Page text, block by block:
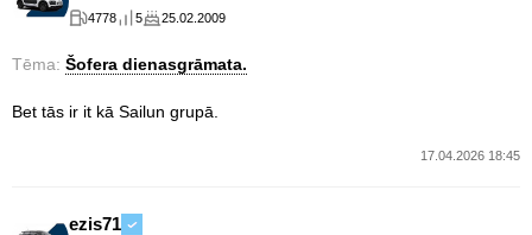
4778 5 25.02.2009
Tēma: Šofera dienasgrāmata.
Bet tās ir it kā Sailun grupā.
17.04.2026 18:45
ezis71